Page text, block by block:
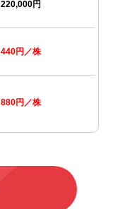
220,000円
440円／株
880円／株